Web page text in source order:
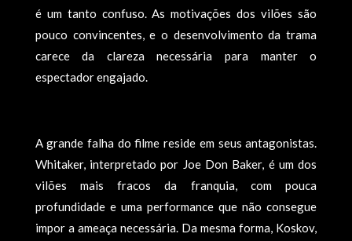
é um tanto confuso. As motivações dos vilões são
pouco convincentes, e o desenvolvimento da trama
carece da clareza necessária para manter o
espectador engajado.
A grande falha do filme reside em seus antagonistas.
Whitaker, interpretado por Joe Don Baker, é um dos
vilões mais fracos da franquia, com pouca
profundidade e uma performance que não consegue
impor a ameaça necessária. Da mesma forma, Koskov,